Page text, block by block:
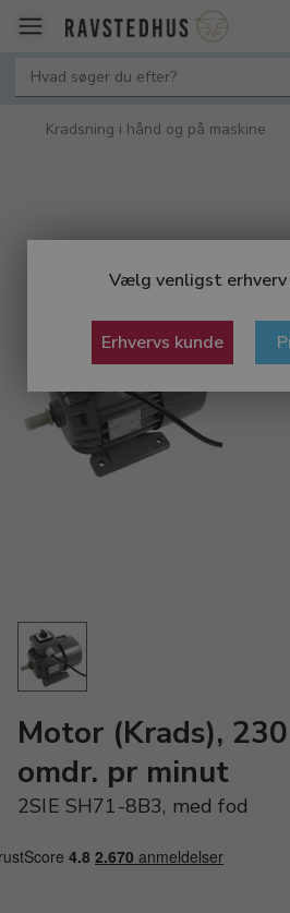
Vælg venligst
Erhvervs kunde
Kradsning i hånd og på maskine
Motor (Krads),
omdr. pr minut
2SIE SH71-8B3, med fod